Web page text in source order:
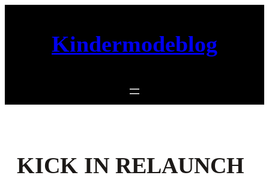
Kindermodeblog
KICK IN RELAUNCH